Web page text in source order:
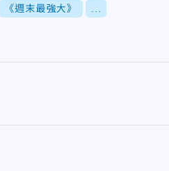
《週末最強大》